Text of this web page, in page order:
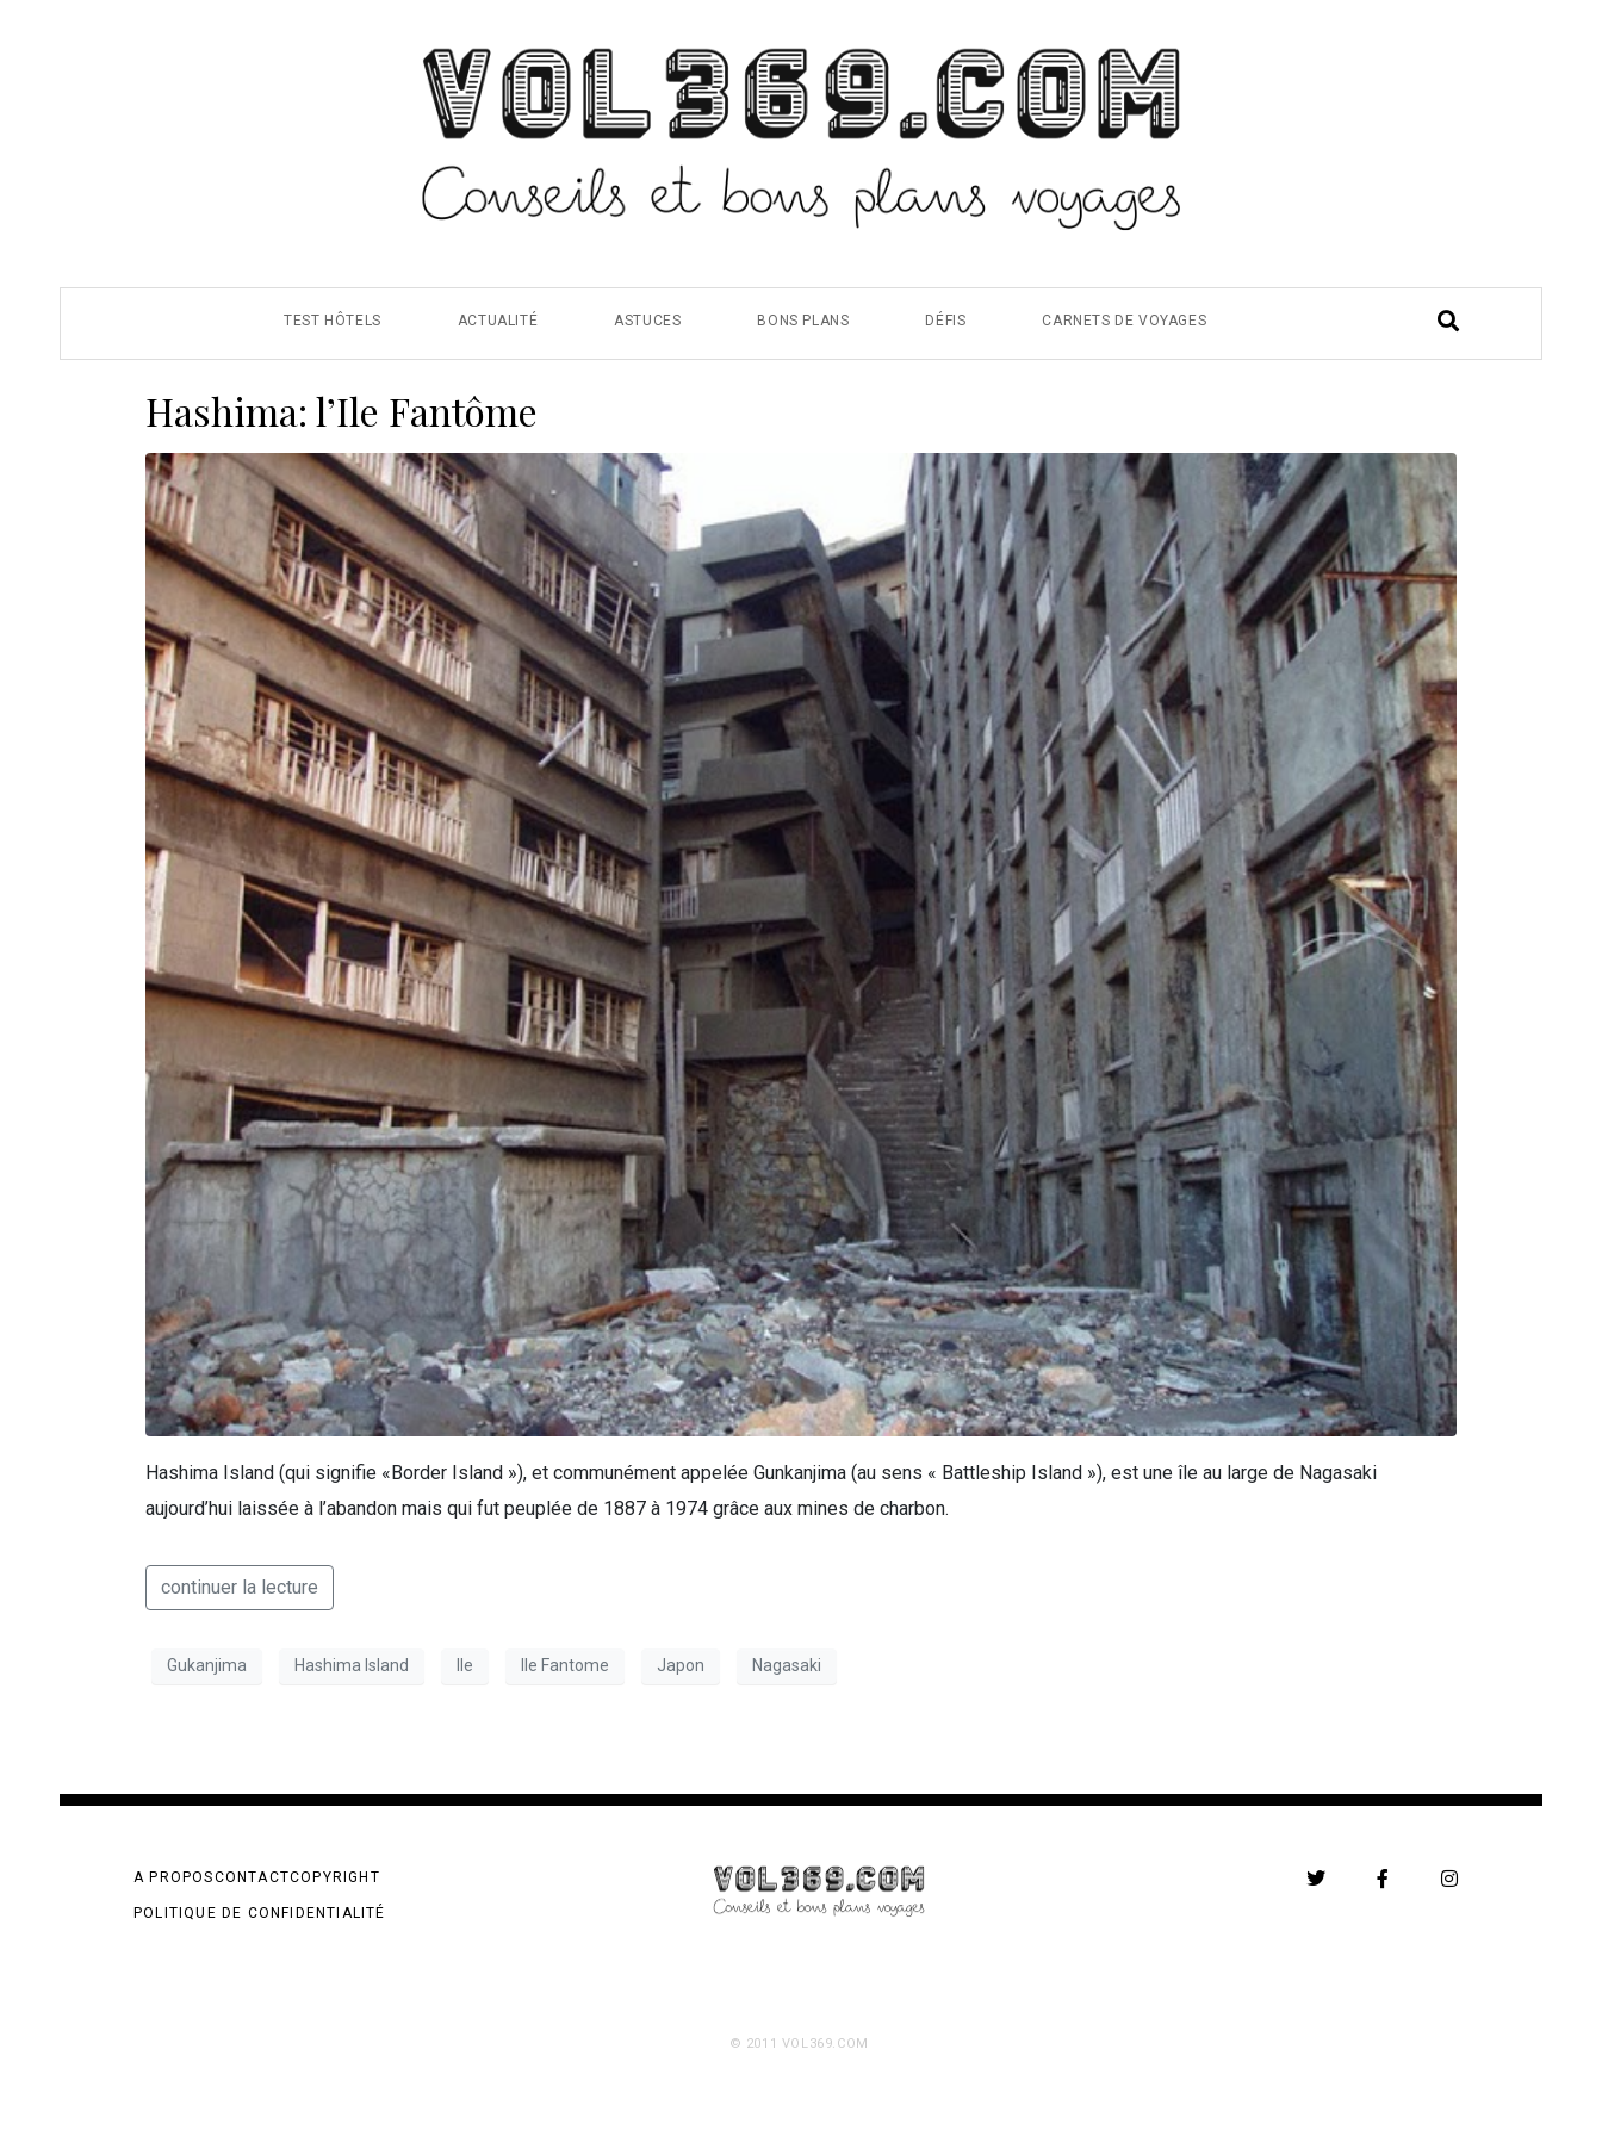
TEST HÔTELS ACTUALITÉ ASTUCES BONS PLANS DÉFIS CARNETS DE VOYAGES
Hashima: l’Ile Fantôme
Hashima Island (qui signifie «Border Island »), et communément appelée Gunkanjima (au sens « Battleship Island »), est une île au large de Nagasaki
aujourd’hui laissée à l’abandon mais qui fut peuplée de 1887 à 1974 grâce aux mines de charbon.
continuer la lecture
Gukanjima Hashima Island Ile Ile Fantome Japon Nagasaki
A PROPOSCONTACTCOPYRIGHT
POLITIQUE DE CONFIDENTIALITÉ
© 2011 VOL369.COM